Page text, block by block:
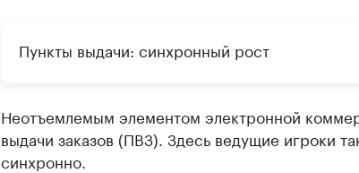
Пункты выдачи: синхронный рост
Неотъемлемым элементом электронной
выдачи заказов (ПВЗ). Здесь ведущие игроки
синхронно.